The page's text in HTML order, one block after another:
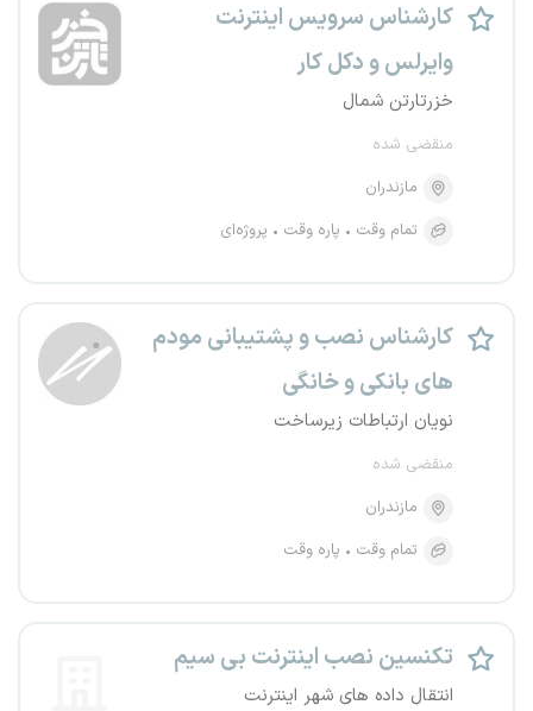
کارشناس سرویس اینترنت
وایرلس و دکل کار
خزرتارتن شمال
منقضی شده
مازندران
تمام وقت
پاره وقت پروژه‌ای
کارشناس نصب و پشتیبانی مودم
های بانکی و خانگی
نویان ارتباطات زیرساخت
منقضی شده
مازندران
تمام وقت
پاره وقت
تکنسین نصب اینترنت بی سیم
انتقال داده های شهر اینترنت